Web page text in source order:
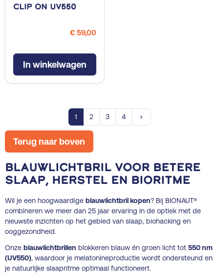
Clip On UV550
€ 59,00
In winkelwagen
1 2 3 4 keyboard_arrow_right
Terug naar boven
Blauwlichtbril voor betere
slaap, herstel en bioritme
Wil je een hoogwaardige blauwlichtbril kopen? Bij BIONAUT®
combineren we meer dan 25 jaar ervaring in de optiek met de
nieuwste inzichten op het gebied van slaap, biohacking en
ooggezondheid.
Onze blauwlichtbrillen blokkeren blauw én groen licht tot 550 nm
(UV550), waardoor je melatonineproductie wordt ondersteund en
je natuurlijke slaapritme optimaal functioneert.